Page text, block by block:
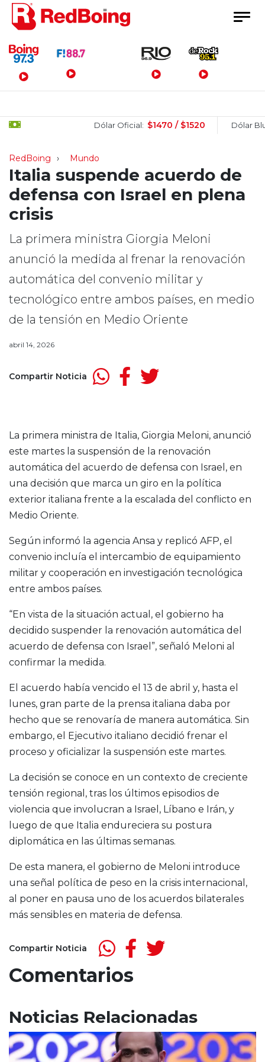
Menú Principal
Dólar Oficial: $1470 / $1520 Dólar Blue:
RedBoing Mundo
Italia suspende acuerdo de
defensa con Israel en plena
crisis
La primera ministra Giorgia Meloni
anunció la medida al frenar la renovación
automática del convenio militar y
tecnológico entre ambos países, en medio
de la tensión en Medio Oriente
abril 14, 2026
Compartir Noticia
La primera ministra de Italia, Giorgia Meloni, anunció
este martes la suspensión de la renovación
automática del acuerdo de defensa con Israel, en
una decisión que marca un giro en la política
exterior italiana frente a la escalada del conflicto en
Medio Oriente.
Según informó la agencia Ansa y replicó AFP, el
convenio incluía el intercambio de equipamiento
militar y cooperación en investigación tecnológica
entre ambos países.
“En vista de la situación actual, el gobierno ha
decidido suspender la renovación automática del
acuerdo de defensa con Israel”, señaló Meloni al
confirmar la medida.
El acuerdo había vencido el 13 de abril y, hasta el
lunes, gran parte de la prensa italiana daba por
hecho que se renovaría de manera automática. Sin
embargo, el Ejecutivo italiano decidió frenar el
proceso y oficializar la suspensión este martes.
La decisión se conoce en un contexto de creciente
tensión regional, tras los últimos episodios de
violencia que involucran a Israel, Líbano e Irán, y
luego de que Italia endureciera su postura
diplomática en las últimas semanas.
De esta manera, el gobierno de Meloni introduce
una señal política de peso en la crisis internacional,
al poner en pausa uno de los acuerdos bilaterales
más sensibles en materia de defensa.
Compartir Noticia
Comentarios
Noticias Relacionadas